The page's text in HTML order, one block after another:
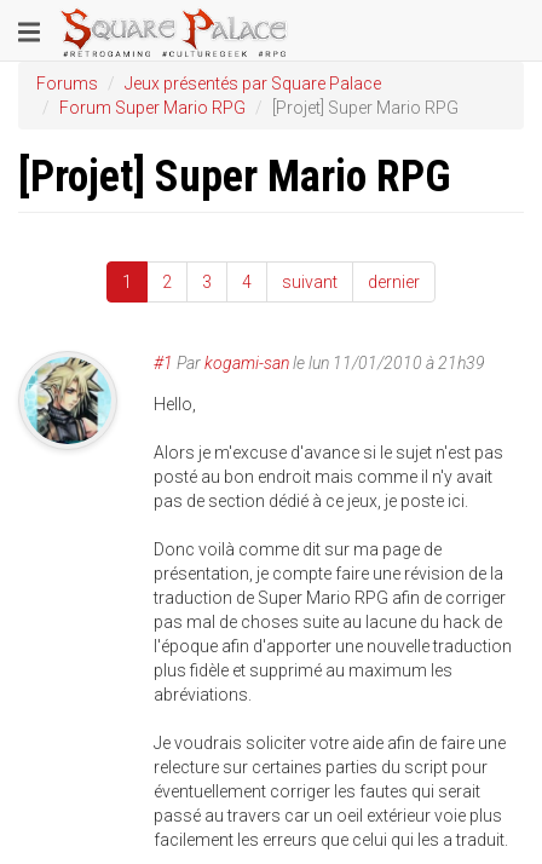
au
contenu
principal
Toggle
navigation
Forums
Jeux présentés par Square Palace
Forum Super Mario RPG
[Projet] Super Mario RPG
[Projet] Super Mario RPG
1 2 3 4 suivant dernier
#1 Parkogami-sanlelun 11/01/2010 à 21h39
Hello,
Alors je m'excuse d'avance si le sujet n'est pas
posté au bon endroit mais comme il n'y avait
pas de section dédié à ce jeux, je poste ici.
Donc voilà comme dit sur ma page de
présentation, je compte faire une révision de la
traduction de Super Mario RPG afin de corriger
pas mal de choses suite au lacune du hack de
l'époque afin d'apporter une nouvelle traduction
plus fidèle et supprimé au maximum les
abréviations.
Je voudrais soliciter votre aide afin de faire une
relecture sur certaines parties du script pour
éventuellement corriger les fautes qui serait
passé au travers car un oeil extérieur voie plus
facilement les erreurs que celui qui les a traduit.